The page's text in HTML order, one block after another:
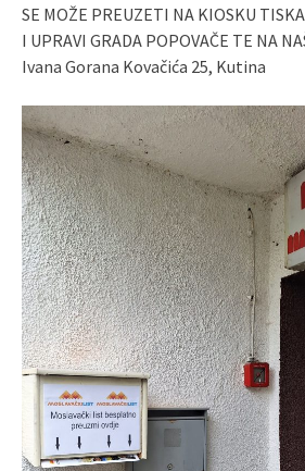
SE MOŽE PREUZETI NA KIOSKU TISKA
I UPRAVI GRADA POPOVAČE TE NA
Ivana Gorana Kovačića 25, Kutina